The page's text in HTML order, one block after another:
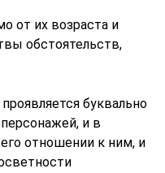
от их возраста и
обстоятельств,
буквально
и в
отношении к ним, и